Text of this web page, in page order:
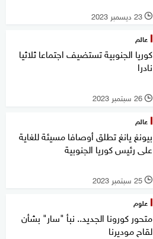
l 23 ديسمبر 2023
عالم
كوريا الجنوبية تستضيف اجتماعا ثلاثيا
نادرا
l 26 سبتمبر 2023
عالم
بيونغ يانغ تطلق أوصافا مسيئة للغاية
على رئيس كوريا الجنوبية
l 25 سبتمبر 2023
علوم
متحور كورونا الجديد.. نبأ "سار" بشأن
لقاح موديرنا